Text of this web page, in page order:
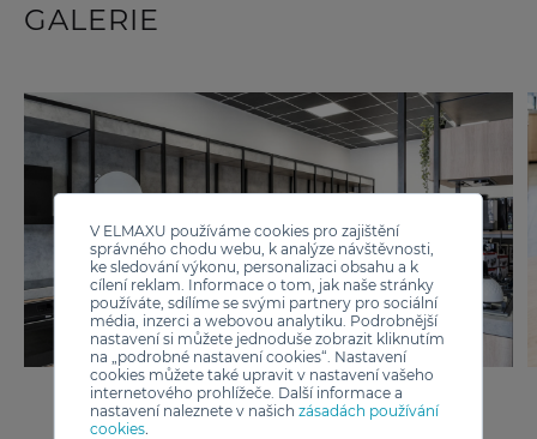
V ELMAXU používáme cookies pro zajištění
správného chodu webu, k analýze návštěvnosti,
ke sledování výkonu, personalizaci obsahu a k
cílení reklam. Informace o tom, jak naše stránky
používáte, sdílíme se svými partnery pro sociální
média, inzerci a webovou analytiku. Podrobnější
nastavení si můžete jednoduše zobrazit kliknutím
na „podrobné nastavení cookies“. Nastavení
cookies můžete také upravit v nastavení vašeho
internetového prohlížeče. Další informace a
nastavení naleznete v našich zásadách používání
cookies.
GALERIE